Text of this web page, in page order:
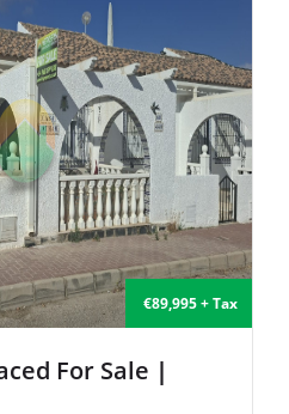
€135,000 +
Detached For Sale